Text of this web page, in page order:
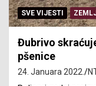
SVE VIJESTI
Đubrivo
pšenice
24. Januara 2022.